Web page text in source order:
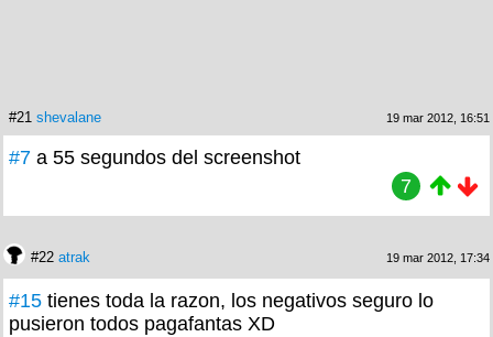
#21 shevalane 19 mar 2012, 16:51
#7 a 55 segundos del screenshot
7
#22 atrak 19 mar 2012, 17:34
#15 tienes toda la razon, los negativos seguro lo
pusieron todos pagafantas XD